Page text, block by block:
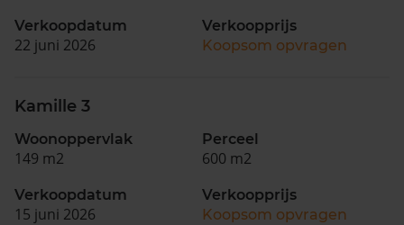
Verkoopdatum
22 juni 2026
Verkoopprijs
Koopsom opvragen
Kamille 3
Woonoppervlak
149 m2
Perceel
600 m2
Verkoopdatum
15 juni 2026
Verkoopprijs
Koopsom opvragen